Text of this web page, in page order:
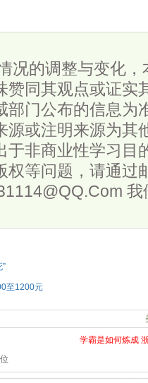
况的调整与变化
赞同其观点或证实
部门公布的信息为
源或注明来源为其
于非商业性学习目
权等问题，请通过
至1200元
学霸是如何炼成